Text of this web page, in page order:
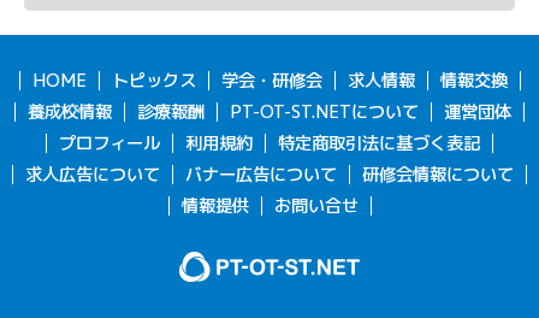
HOME トピックス 学会・研修会 求人情報
情報交換
養成校情報
診療報酬 PT-OT-ST.NETについて
運営団体
プロフィール
利用規約
特定商取引法に基づく表記
求人広告について
バナー広告について
研修会情報について
情報提供
お問い合せ